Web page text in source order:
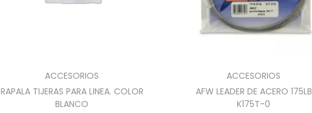
ACCESORIOS
RAPALA TIJERAS PARA LINEA. COLOR
BLANCO
ACCESORIOS
AFW LEADER DE ACERO 175LB
K175T-0